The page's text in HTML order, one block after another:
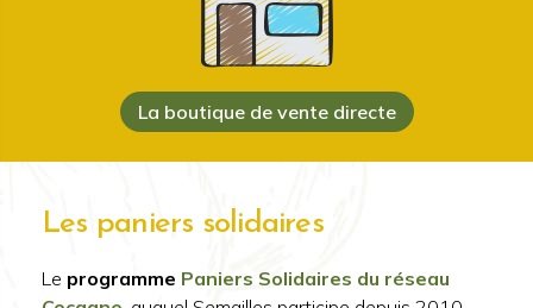
La boutique de vente directe
Les paniers solidaires
Le programme Paniers Solidaires du réseau